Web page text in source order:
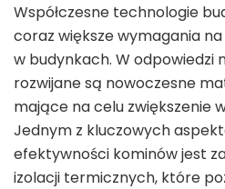
Współczesne technologie
coraz większe wymagania
w budynkach. W odpowiedzi
rozwijane są nowoczesne
mające na celu zwiększenie
Jednym z kluczowych
efektywności kominów jest
izolacji termicznych, które